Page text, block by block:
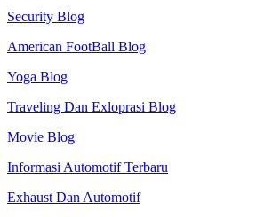
Security Blog
American FootBall Blog
Yoga Blog
Traveling Dan Exloprasi Blog
Movie Blog
Informasi Automotif Terbaru
Exhaust Dan Automotif